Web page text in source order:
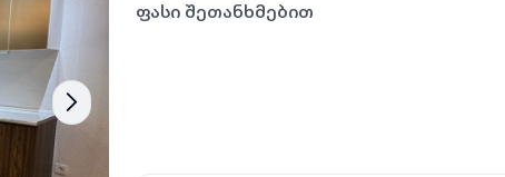
ფასი შეთანხმებით